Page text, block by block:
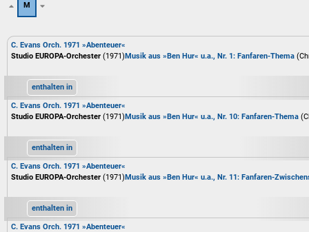
M
C. Evans Orch. 1971 »Abenteuer«
Studio EUROPA-Orchester (1971)Musik aus »Ben Hur« u.a., Nr. 1: Fanfaren-Thema
enthalten in
C. Evans Orch. 1971 »Abenteuer«
Studio EUROPA-Orchester (1971)Musik aus »Ben Hur« u.a., Nr. 10: Fanfaren-Thema
enthalten in
C. Evans Orch. 1971 »Abenteuer«
Studio EUROPA-Orchester (1971)Musik aus »Ben Hur« u.a., Nr. 11: Fanfaren-
enthalten in
C. Evans Orch. 1971 »Abenteuer«